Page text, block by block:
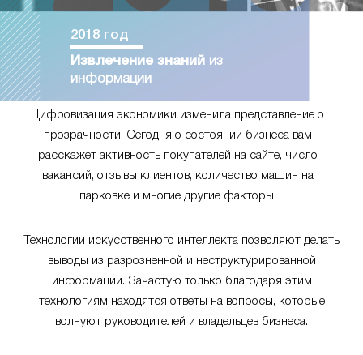
2018 год
Извлечение знаний из
информации
Цифровизация экономики изменила представление о
прозрачности. Сегодня о состоянии бизнеса вам
расскажет активность покупателей на сайте, число
вакансий, отзывы клиентов, количество машин на
парковке и многие другие факторы.
Технологии искусственного интеллекта позволяют делать
выводы из разрозненной и неструктурированной
информации. Зачастую только благодаря этим
технологиям находятся ответы на вопросы, которые
волнуют руководителей и владельцев бизнеса.